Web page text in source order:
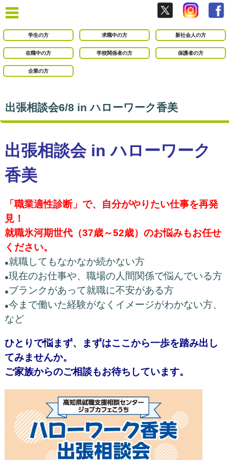
学生の方 求職中の方 新社会人の方
在職中の方 学校関係者の方 保護者の方
企業の方
出張相談会6/8 in ハローワーク香美
出張相談会 in ハローワーク
香美
「職業適性診断」で、自分がやりたい仕事を再発
見！
就職氷河期世代（37歳～52歳）のお悩みもお任せ
ください。
●就職してもなかなか続かない方
●現在のお仕事や、職場の人間関係で悩んでいる方
●ブランクがあって就職に不安がある方
●今まで働いた経験がなくイメージがわかない方、
など
ひとりで悩まず、まずはここから一歩を踏み出し
てみませんか。
ご家族からのご相談もお待ちしています。